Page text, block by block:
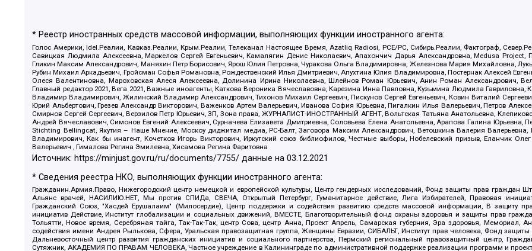
* Реестр иностранных средств массовой информации, выполняющих функции иностранного агента:
Голос Америки, Idel.Реалии, Кавказ.Реалии, Крым.Реалии, Телеканал Настоящее Время, Azatliq Radiosi, PCE/PC, Сибирь.Реалии, Фактограф,
Савицкая Людмила Алексеевна, Маркелов Сергей Евгеньевич, Камалягин Денис Николаевич, Апахончич Дарья Александровна, Medusa
Гликин Максим Александрович, Маняхин Петр Борисович, Ярош Юлия Петровна, Чуракова Ольга Владимировна, Железнова Мария Михайловна,
Рубин Михаил Аркадьевич, Гройсман Софья Романовна, Рождественский Илья Дмитриевич, Апухтина Юлия Владимировна, Постернак Алексей
Олеся Валентиновна, Мароховская Алеся Алексеевна, Долинина Ирина Николаевна, Шлейнов Роман Юрьевич, Анин Роман Александрович,
Главный редактор 2021, Вега 2021, Важные иноагенты, Каткова Вероника Вячеславовна, Карезина Инна Павловна, Кузьмина Людмила
Владимир Владимирович, Жилинский Владимир Александрович, Тихонов Михаил Сергеевич, Пискунов Сергей Евгеньевич, Ковин Виталий
Юрий Альбертович, Грезев Александр Викторович, Важенков Артем Валерьевич, Иванова София Юрьевна, Пигалкин Илья Валерьевич, Петров
Смирнов Сергей Сергеевич, Верзилов Петр Юрьевич, ЗП, Зона права, ЖУРНАЛИСТ-ИНОСТРАННЫЙ АГЕНТ, Вольтская Татьяна Анатольевна,
Андрей Вячеславович, Симонов Евгений Алексеевич, Сурначева Елизавета Дмитриевна, Соловьева Елена Анатольевна, Арапова Галина
Stichting Bellingcat, Якутия – Наше Мнение, Москоу диджитал медиа, РС-Балт, Заговора Максим Александрович, Ветошкина Валерия
Владимирович, Как бы инагент, Кочетков Игорь Викторович, Иркутский союз библиофилов, Честные выборы, Нобелевский призыв, Еланчик
Валерьевич , Гималова Регина Эмилевна, Хисамова Регина Фаритовна
Источник: https://minjust.gov.ru/ru/documents/7755/ данные на03.12.2021
* Сведения реестра НКО, выполняющих функции иностранного агента:
Гражданин.Армия.Право, Нижегородский центр немецкой и европейской культуры, Центр гендерных исследований, Фонд защиты прав граждан
Альянс врачей, НАСИЛИЮ.НЕТ, Мы против СПИДа, СВЕЧА, Открытый Петербург, Гуманитарное действие, Лига Избирателей, Правовая
Гражданский Союз, "Хасдей Ерушалаим" (Милосердие), Центр поддержки и содействия развитию средств массовой информации, В защиту
инициатив Действие, Институт глобализации и социальных движений, ВМЕСТЕ, Благотворительный фонд охраны здоровья и защиты прав
Тольятти, Новое время, Серебряная тайга, Так-Так-Так, центр Сова, центр Анна, Проект Апрель, Самарская губерния, Эра здоровья, Мемориал,
содействия имени Андрея Рылькова, Сфера, Уральская правозащитная группа, Женщины Евразии, СИБАЛЬТ, Институт прав человека, Фонд защиты
Дальневосточный центр развития гражданских инициатив и социального партнерства, Пермский региональный правозащитный центр,
Сутяжник, АКАДЕМИЯ ПО ПРАВАМ ЧЕЛОВЕКА, Частное учреждение в Калининграде по административной поддержке реализации программ и